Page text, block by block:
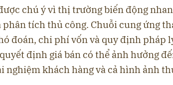
chú ý vì thị trường biến động
phân tích thủ công. Chuỗi cung ứng
đoán, chi phí vốn và quy định pháp
định giá bán có thể ảnh hưởng
nghiệm khách hàng và cả hình ảnh